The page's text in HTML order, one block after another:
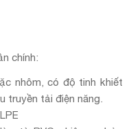
chính:
nhôm, có độ tinh khiết
truyền tải điện năng.